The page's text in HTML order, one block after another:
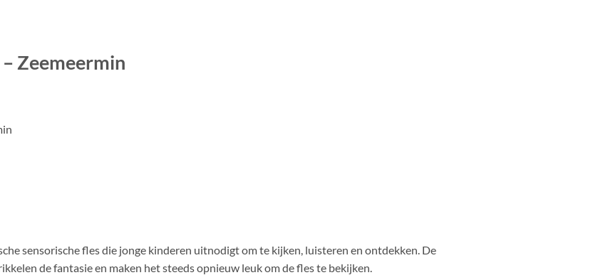
Zeemeermin
sensorische fles die jonge kinderen uitnodigt om te kijken, luisteren en ontdekken. De
de fantasie en maken het steeds opnieuw leuk om de fles te bekijken.